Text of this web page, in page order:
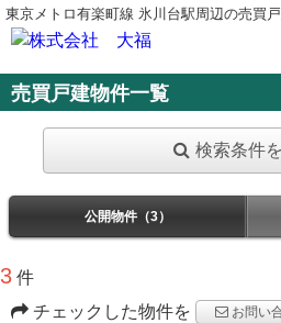
東京メトロ有楽町線 氷川台駅周辺の売買
売買戸建物件一覧
検索条件
公開物件（3）
3 件
チェックした物件を
お問い